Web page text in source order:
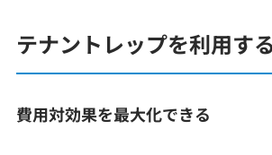
テナントレップを利用す
費用対効果を最大化できる